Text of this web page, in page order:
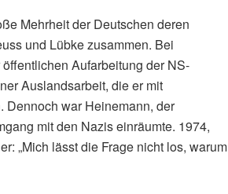
Mehrheit der Deutschen deren
und Lübke zusammen. Bei
Aufarbeitung der NS-
Auslandsarbeit, die er mit
Dennoch war Heinemann, der
mit den Nazis einräumte. 1974,
„Mich lässt die Frage nicht los, warum